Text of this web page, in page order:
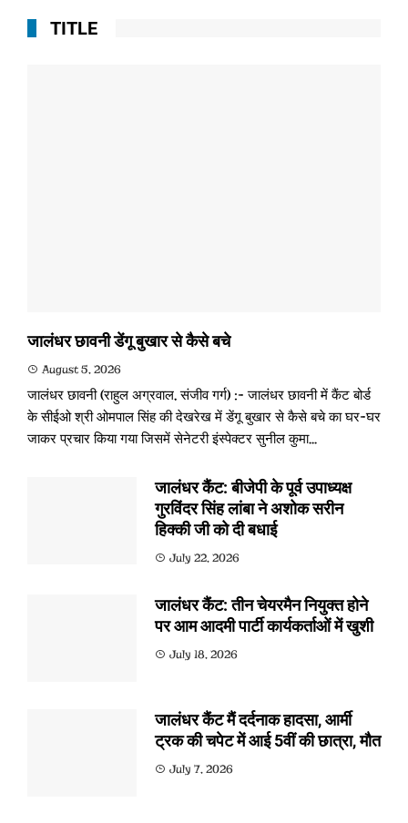
TITLE
जालंधर छावनी डेंगू बुखार से कैसे बचे
August 5, 2026
जालंधर छावनी (राहुल अग्रवाल, संजीव गर्ग) :- जालंधर छावनी में कैंट बोर्ड
के सीईओ श्री ओमपाल सिंह की देखरेख में डेंगू बुखार से कैसे बचे का घर-घर
जाकर प्रचार किया गया जिसमें सेनेटरी इंस्पेक्टर सुनील कुमा...
जालंधर कैंट: बीजेपी के पूर्व उपाध्यक्ष
गुरविंदर सिंह लांबा ने अशोक सरीन
हिक्की जी को दी बधाई
July 22, 2026
जालंधर कैंट: तीन चेयरमैन नियुक्त होने
पर आम आदमी पार्टी कार्यकर्ताओं में खुशी
July 18, 2026
जालंधर कैंट मैं दर्दनाक हादसा, आर्मी
ट्रक की चपेट में आई 5वीं की छात्रा, मौत
July 7, 2026